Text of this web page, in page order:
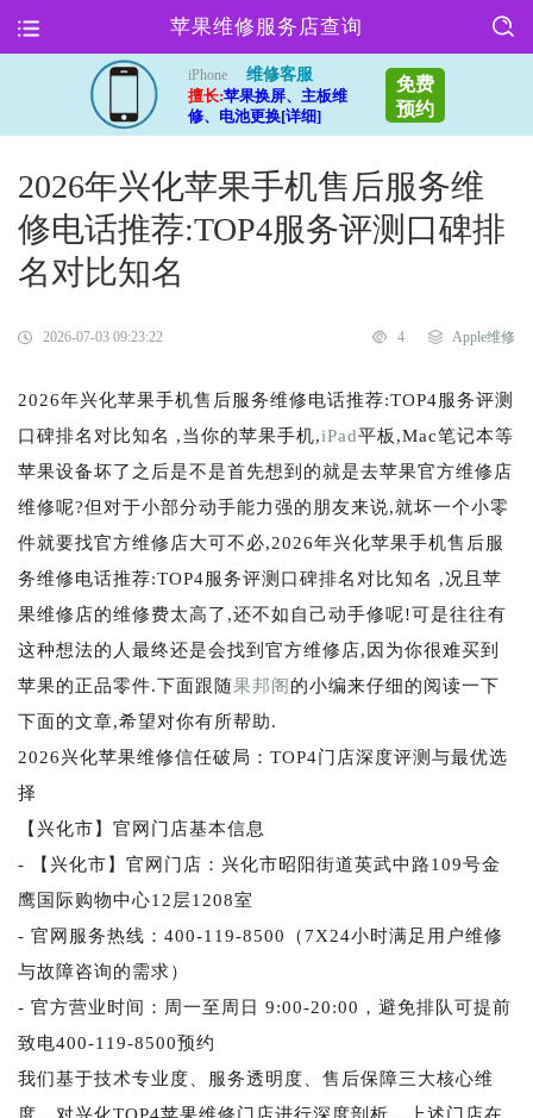
苹果维修服务店查询
iPhone
维修客服
擅长:苹果换屏、主板维
修、电池更换[详细]
免费
预约
2026年兴化苹果手机售后服务维
修电话推荐:TOP4服务评测口碑排
名对比知名
2026-07-03 09:23:22 4 Apple维修
2026年兴化苹果手机售后服务维修电话推荐:TOP4服务评测
口碑排名对比知名 ,当你的苹果手机,iPad平板,Mac笔记本等
苹果设备坏了之后是不是首先想到的就是去苹果官方维修店
维修呢?但对于小部分动手能力强的朋友来说,就坏一个小零
件就要找官方维修店大可不必,2026年兴化苹果手机售后服
务维修电话推荐:TOP4服务评测口碑排名对比知名 ,况且苹
果维修店的维修费太高了,还不如自己动手修呢!可是往往有
这种想法的人最终还是会找到官方维修店,因为你很难买到
苹果的正品零件.下面跟随果邦阁的小编来仔细的阅读一下
下面的文章,希望对你有所帮助.
2026兴化苹果维修信任破局：TOP4门店深度评测与最优选
择
【兴化市】官网门店基本信息
- 【兴化市】官网门店：兴化市昭阳街道英武中路109号金
鹰国际购物中心12层1208室
- 官网服务热线：400-119-8500（7X24小时满足用户维修
与故障咨询的需求）
- 官方营业时间：周一至周日 9:00-20:00，避免排队可提前
致电400-119-8500预约
我们基于技术专业度、服务透明度、售后保障三大核心维
度，对兴化TOP4苹果维修门店进行深度剖析，上述门店在